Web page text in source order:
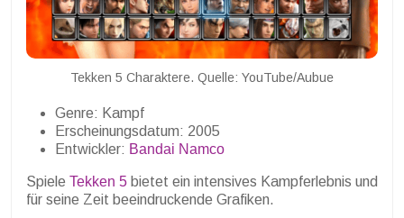
Tekken 5 Charaktere. Quelle: YouTube/Aubue
Genre: Kampf
Erscheinungsdatum: 2005
Entwickler: Bandai Namco
Spiele Tekken 5 bietet ein intensives Kampferlebnis und
für seine Zeit beeindruckende Grafiken.